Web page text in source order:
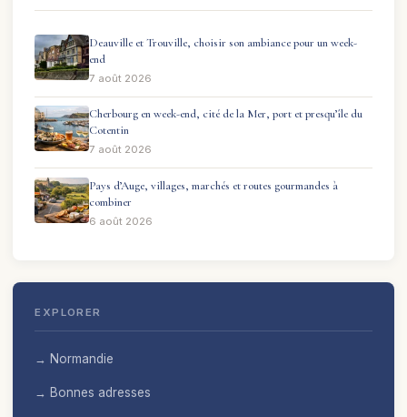
Deauville et Trouville, choisir son ambiance pour un week-
end
7 août 2026
Cherbourg en week-end, cité de la Mer, port et presqu’île du
Cotentin
7 août 2026
Pays d’Auge, villages, marchés et routes gourmandes à
combiner
6 août 2026
EXPLORER
→ Normandie
→ Bonnes adresses